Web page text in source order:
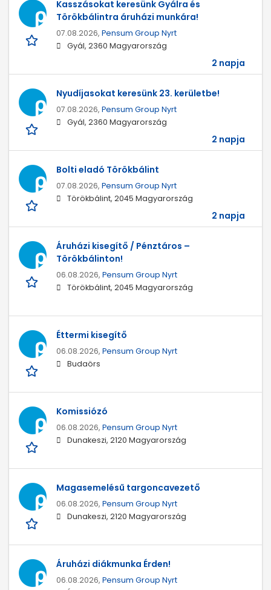
Kasszásokat keresünk Gyálra és
Törökbálintra áruházi munkára!
07.08.2026, Pensum Group Nyrt
Gyál, 2360 Magyarország
2 napja
Nyudíjasokat keresünk 23. kerületbe!
07.08.2026, Pensum Group Nyrt
Gyál, 2360 Magyarország
2 napja
Bolti eladó Törökbálint
07.08.2026, Pensum Group Nyrt
Törökbálint, 2045 Magyarország
2 napja
Áruházi kisegítő / Pénztáros –
Törökbálinton!
06.08.2026, Pensum Group Nyrt
Törökbálint, 2045 Magyarország
Éttermi kisegítő
06.08.2026, Pensum Group Nyrt
Budaörs
Komissiózó
06.08.2026, Pensum Group Nyrt
Dunakeszi, 2120 Magyarország
Magasemelésű targoncavezető
06.08.2026, Pensum Group Nyrt
Dunakeszi, 2120 Magyarország
Áruházi diákmunka Érden!
06.08.2026, Pensum Group Nyrt